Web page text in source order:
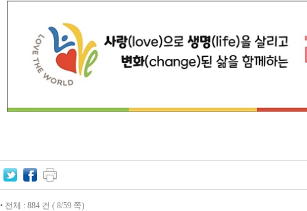
• 전체 : 884 건 ( 8/59 쪽)